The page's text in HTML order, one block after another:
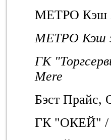
МETPO Кэш
МETPO Кэш
ГК
Mere
Бэст Прайс,
ГК "ОКЕЙ" /